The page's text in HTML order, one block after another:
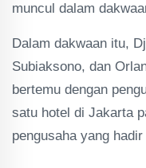
muncul dalam
Dalam dakwaan itu,
Subiaksono, dan
bertemu dengan
satu hotel di Jakarta
pengusaha yang